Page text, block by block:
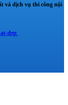
và dịch vụ thi công nội
dep